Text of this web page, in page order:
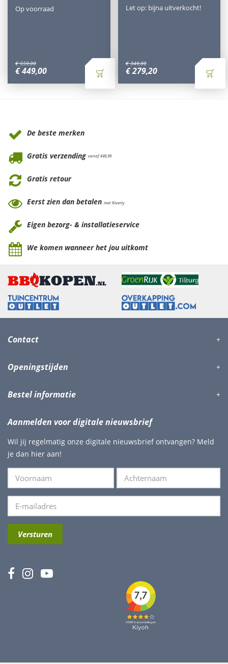
€ 559,00
€449,00
Op voorraad
€ 349,00
€279,20
Let op: bijna uitverkocht!
De beste merken
Gratis verzending vanaf €49,99
Gratis retour
Eerst zien dan betalen met Riverty
Eigen bezorg- & installatieservice
We komen wanneer het jou uitkomt
Contact
Openingstijden
Bestel informatie
Aanmelden voor digitale nieuwsbrief
Wil jij regelmatig onze digitale nieuwsbrief ontvangen? Meld
je dan hier aan!